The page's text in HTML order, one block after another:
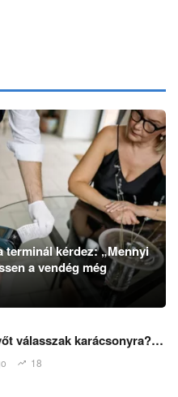
terminál kérdez: „Mennyi
a vendég még
válasszak karácsonyra?…
18